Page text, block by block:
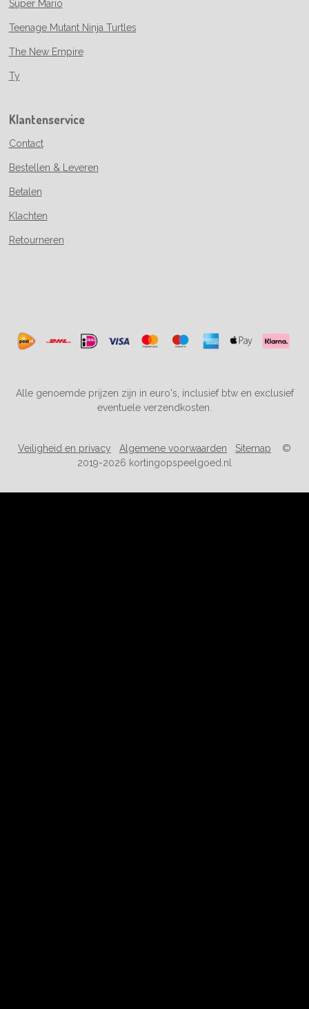
Super Mario
Teenage Mutant Ninja Turtles
The New Empire
Ty
Klantenservice
Contact
Bestellen & Leveren
Betalen
Klachten
Retourneren
Alle genoemde prijzen zijn in euro's, inclusief btw en exclusief
eventuele verzendkosten.
Veiligheid en privacy Algemene voorwaarden Sitemap ©
2019-2026 kortingopspeelgoed.nl